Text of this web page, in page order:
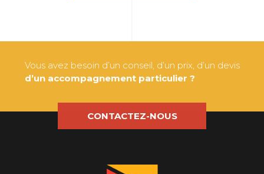
Vous avez besoin d’un conseil, d’un prix, d’un devis
d’un accompagnement particulier ?
CONTACTEZ-NOUS